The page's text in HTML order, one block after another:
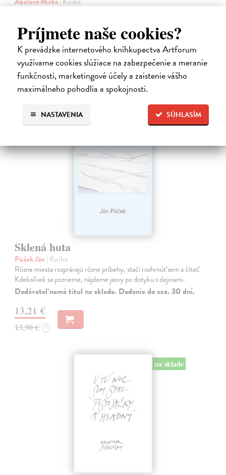
Príjmete naše cookies?
K prevádzke internetového kníhkupectva Artforum
využívame cookies slúžiace na zabezpečenie a meranie
funkčnosti, marketingové účely a zaistenie vášho
maximálneho pohodlia a spokojnosti.
SÚHLASÍM
NASTAVENIA
slovenská poetka Mirka Ábelová novú básnickú zbierku. Záznam o
vzniku zvláštneho…
Na sklade ?
14,31 €
15,90 € ?
Sklená huta
Púček Ján | Kniha
Rôzne miesta rozprávajú rôzne príbehy, stačí rozhrnúť zem a čítať.
Kdekoľvek sa pozrieme, nájdeme jazvy po dotyku s dejinami.
Dodávateľ nemá titul na sklade. Dodanie do cca. 30 dní.
13,21 €
13,90 € ?
na sklade